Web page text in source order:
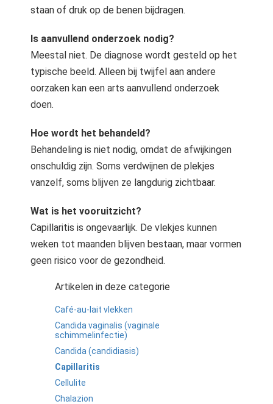
staan of druk op de benen bijdragen.
Is aanvullend onderzoek nodig?
Meestal niet. De diagnose wordt gesteld op het
typische beeld. Alleen bij twijfel aan andere
oorzaken kan een arts aanvullend onderzoek
doen.
Hoe wordt het behandeld?
Behandeling is niet nodig, omdat de afwijkingen
onschuldig zijn. Soms verdwijnen de plekjes
vanzelf, soms blijven ze langdurig zichtbaar.
Wat is het vooruitzicht?
Capillaritis is ongevaarlijk. De vlekjes kunnen
weken tot maanden blijven bestaan, maar vormen
geen risico voor de gezondheid.
Artikelen in deze categorie
Café-au-lait vlekken
Candida vaginalis (vaginale
schimmelinfectie)
Candida (candidiasis)
Capillaritis
Cellulite
Chalazion